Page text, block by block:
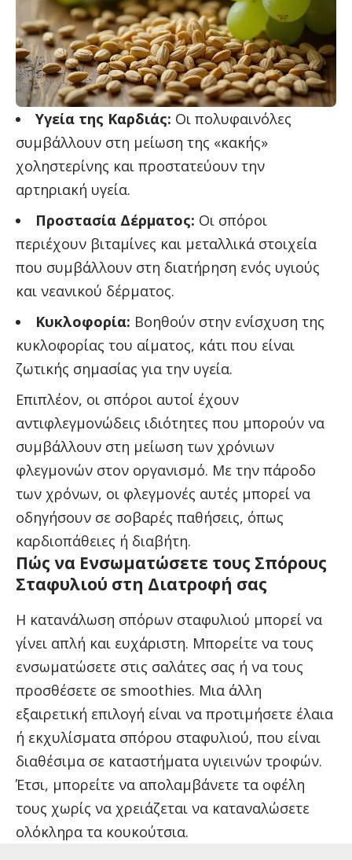
Υγεία της Καρδιάς: Οι πολυφαινόλες
συμβάλλουν στη μείωση της «κακής»
χοληστερίνης και προστατεύουν την
αρτηριακή υγεία.
Προστασία Δέρματος: Οι σπόροι
περιέχουν βιταμίνες και μεταλλικά στοιχεία
που συμβάλλουν στη διατήρηση ενός υγιούς
και νεανικού δέρματος.
Κυκλοφορία: Βοηθούν στην ενίσχυση της
κυκλοφορίας του αίματος, κάτι που είναι
ζωτικής σημασίας για την υγεία.
Επιπλέον, οι σπόροι αυτοί έχουν
αντιφλεγμονώδεις ιδιότητες που μπορούν να
συμβάλλουν στη μείωση των χρόνιων
φλεγμονών στον οργανισμό. Με την πάροδο
των χρόνων, οι φλεγμονές αυτές μπορεί να
οδηγήσουν σε σοβαρές παθήσεις, όπως
καρδιοπάθειες ή διαβήτη.
Πώς να Ενσωματώσετε τους Σπόρους
Σταφυλιού στη Διατροφή σας
Η κατανάλωση σπόρων σταφυλιού μπορεί να
γίνει απλή και ευχάριστη. Μπορείτε να τους
ενσωματώσετε στις σαλάτες σας ή να τους
προσθέσετε σε smoothies. Μια άλλη
εξαιρετική επιλογή είναι να προτιμήσετε έλαια
ή εκχυλίσματα σπόρου σταφυλιού, που είναι
διαθέσιμα σε καταστήματα υγιεινών τροφών.
Έτσι, μπορείτε να απολαμβάνετε τα οφέλη
τους χωρίς να χρειάζεται να καταναλώσετε
ολόκληρα τα κουκούτσια.